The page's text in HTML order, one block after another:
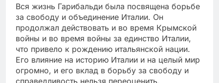
Вся жизнь Гарибальди была посвящена борьбе
за свободу и объединение Италии. Он
продолжал действовать и во время Крымской
войны и во время войны за единство Италии,
что привело к рождению итальянской нации.
Его влияние на историю Италии и на целый мир
огромно, и его вклад в борьбу за свободу и